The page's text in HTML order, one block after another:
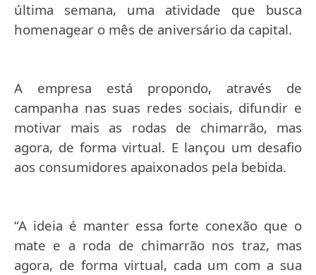
última semana, uma atividade que busca
homenagear o mês de aniversário da capital.
A empresa está propondo, através de
campanha nas suas redes sociais, difundir e
motivar mais as rodas de chimarrão, mas
agora, de forma virtual. E lançou um desafio
aos consumidores apaixonados pela bebida.
“A ideia é manter essa forte conexão que o
mate e a roda de chimarrão nos traz, mas
agora, de forma virtual, cada um com a sua